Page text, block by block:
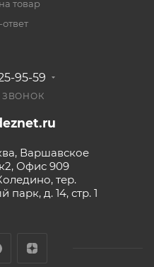
товар
95-59
ЗВОНОК
Варшавское
Офис 909
тер.
парк, д. 14, стр. 1